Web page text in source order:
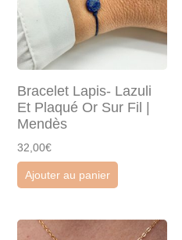
Bracelet Lapis- Lazuli
Et Plaqué Or Sur Fil |
Mendès
32,00€
Ajouter au panier